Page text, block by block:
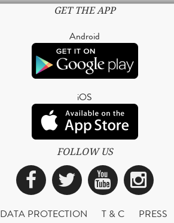
GET THE APP
Android
iOS
FOLLOW US
Facebook
Twitter
DATA PROTECTION T & C
PRESS